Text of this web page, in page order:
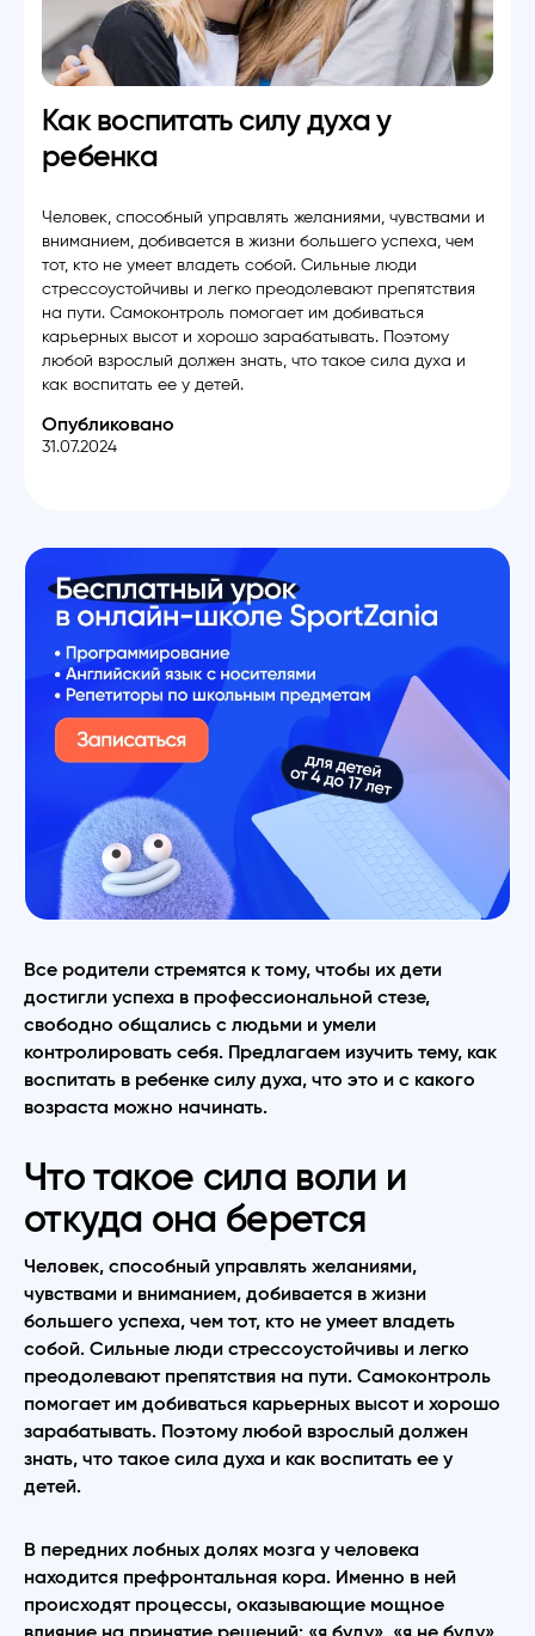
Как воспитать силу духа у
ребенка
Человек, способный управлять желаниями, чувствами и
вниманием, добивается в жизни большего успеха, чем
тот, кто не умеет владеть собой. Сильные люди
стрессоустойчивы и легко преодолевают препятствия
на пути. Самоконтроль помогает им добиваться
карьерных высот и хорошо зарабатывать. Поэтому
любой взрослый должен знать, что такое сила духа и
как воспитать ее у детей.
Опубликовано
31.07.2024
Все родители стремятся к тому, чтобы их дети
достигли успеха в профессиональной стезе,
свободно общались с людьми и умели
контролировать себя. Предлагаем изучить тему, как
воспитать в ребенке силу духа, что это и с какого
возраста можно начинать.
Что такое сила воли и
откуда она берется
Человек, способный управлять желаниями,
чувствами и вниманием, добивается в жизни
большего успеха, чем тот, кто не умеет владеть
собой. Сильные люди стрессоустойчивы и легко
преодолевают препятствия на пути. Самоконтроль
помогает им добиваться карьерных высот и хорошо
зарабатывать. Поэтому любой взрослый должен
знать, что такое сила духа и как воспитать ее у
детей.
В передних лобных долях мозга у человека
находится префронтальная кора. Именно в ней
происходят процессы, оказывающие мощное